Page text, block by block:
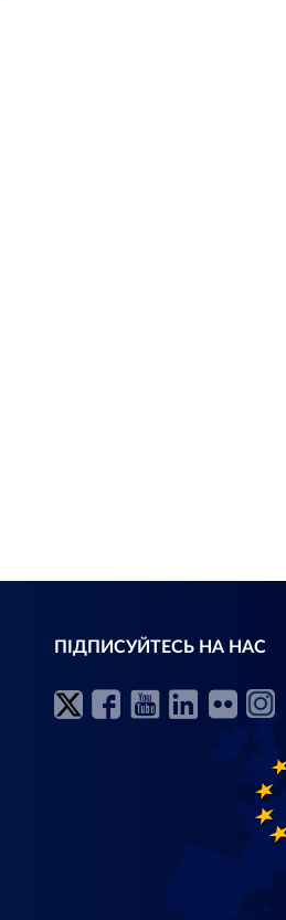
ПІДПИСУЙТЕСЬ НА НАС